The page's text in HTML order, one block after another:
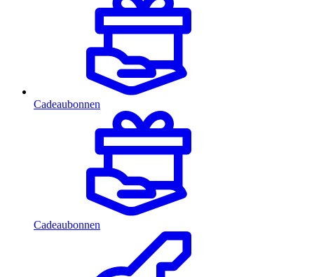
Cadeaubonnen
Cadeaubonnen